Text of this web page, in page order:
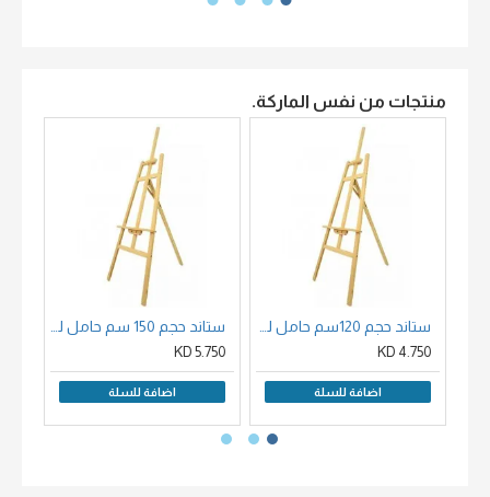
منتجات من نفس الماركة.
4.750 KD
اضافة للسلة
5.750 KD
اضافة للسلة